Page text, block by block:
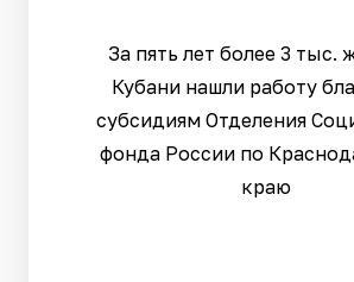
За пять лет более 3 тыс.
Кубани нашли работу
субсидиям Отделения
фонда России по
краю